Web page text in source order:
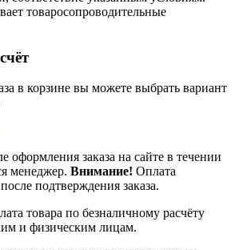
товаросопроводительные
в корзине вы можете выбрать вариант
оформления заказа на сайте в течении
менеджер. Внимание! Оплата
подтверждения заказа.
товара по безналичному расчёту
и физическим лицам.